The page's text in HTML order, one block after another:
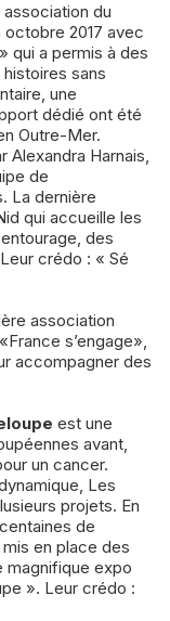
du
2017 avec
qui a permis à des
sans
une
dédié ont été
Outre-Mer.
Alexandra Harnais,
de
La dernière
qui accueille les
des
crédo : « Sé
association
s’engage»,
accompagner des
est une
avant,
un cancer.
Les
projets. En
de
en place des
magnifique expo
». Leur crédo :